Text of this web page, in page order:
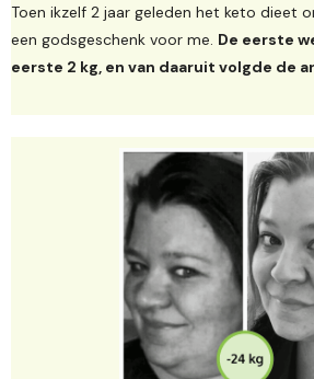
Toen ikzelf 2 jaar geleden het keto dieet
een godsgeschenk voor me. De eerste
eerste 2 kg, en van daaruit volgde de